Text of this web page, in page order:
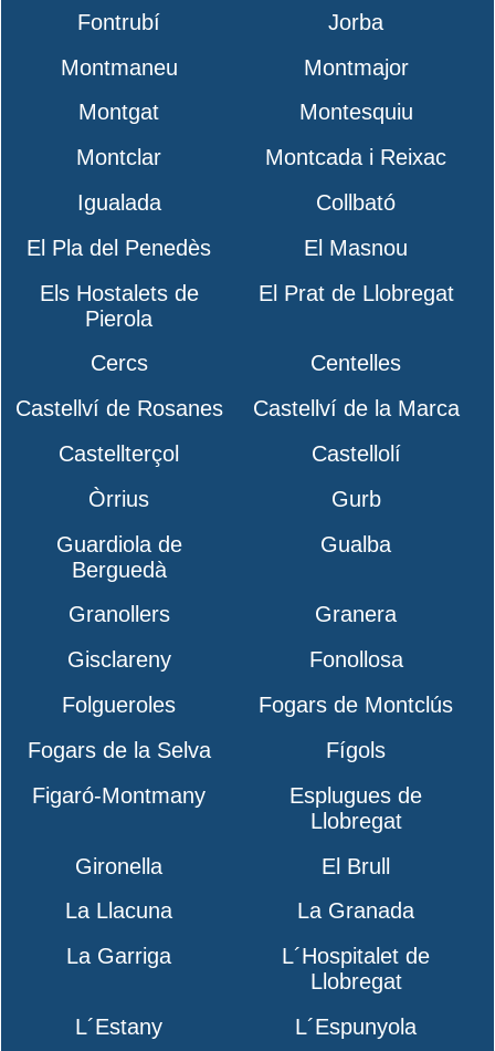
Fontrubí
Jorba
Montmaneu
Montmajor
Montgat
Montesquiu
Montclar
Montcada i Reixac
Igualada
Collbató
El Pla del Penedès
El Masnou
Els Hostalets de
Pierola
El Prat de Llobregat
Cercs
Centelles
Castellví de Rosanes
Castellví de la Marca
Castellterçol
Castellolí
Òrrius
Gurb
Guardiola de
Berguedà
Gualba
Granollers
Granera
Gisclareny
Fonollosa
Folgueroles
Fogars de Montclús
Fogars de la Selva
Fígols
Figaró-Montmany
Esplugues de
Llobregat
Gironella
El Brull
La Llacuna
La Granada
La Garriga
L´Hospitalet de
Llobregat
L´Estany
L´Espunyola